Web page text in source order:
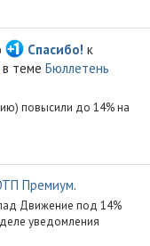
Спасибо! к
в теме Бюллетень
повысили до 14% на
Премиум.
Движение под 14%
уведомления